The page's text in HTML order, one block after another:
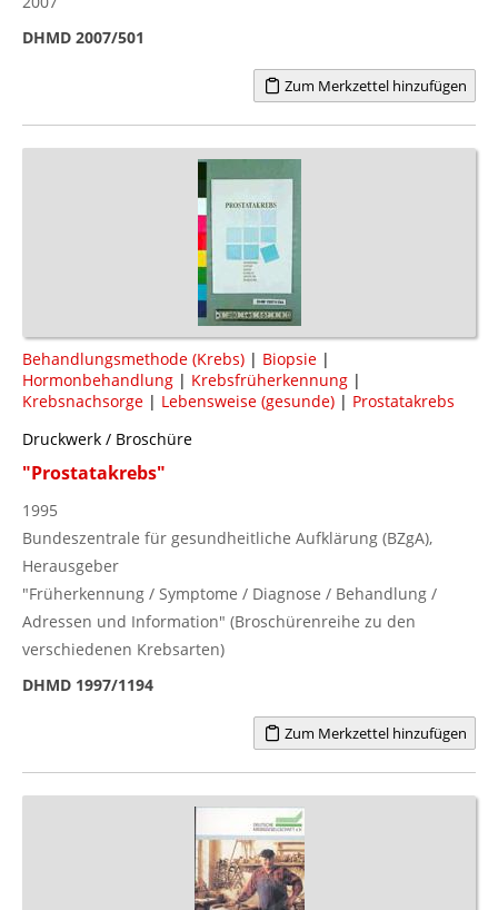
DHMD 2007/501
Zum Merkzettel hinzufügen
Behandlungsmethode (Krebs) | Biopsie |
Hormonbehandlung | Krebsfrüherkennung |
Krebsnachsorge | Lebensweise (gesunde) | Prostatakrebs
Druckwerk / Broschüre
"Prostatakrebs"
1995
Bundeszentrale für gesundheitliche Aufklärung (BZgA),
Herausgeber
"Früherkennung / Symptome / Diagnose / Behandlung /
Adressen und Information" (Broschürenreihe zu den
verschiedenen Krebsarten)
DHMD 1997/1194
Zum Merkzettel hinzufügen